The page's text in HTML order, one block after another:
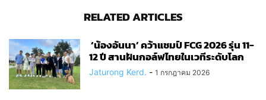
RELATED ARTICLES
‘น้องอันนา’ คว้าแชมป์ FCG 2026 รุ่น 11-
12 ปี สานฝันกอล์ฟไทยในเวทีระดับโลก
Jaturong Kerd. - 1 กรกฎาคม 2026